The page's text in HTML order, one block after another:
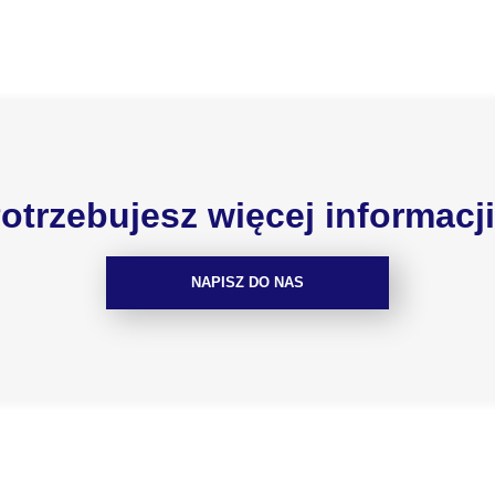
więcej
NAPISZ DO NAS